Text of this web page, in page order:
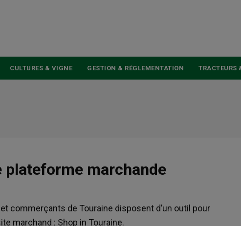
CULTURES & VIGNE GESTION & RÉGLEMENTATION TRACTEURS
plateforme marchande
commerçants de Touraine disposent d’un outil pour
marchand : Shop in Touraine.